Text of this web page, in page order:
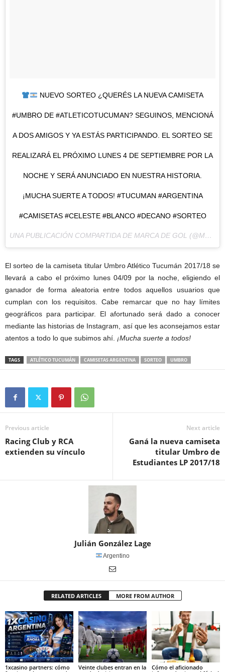
NUEVO SORTEO ¿QUERÉS LA NUEVA CAMISETA
#UMBRO DE #ATLETICOTUCUMAN? SEGUINOS, MENCIONÁ
A DOS AMIGOS Y YA ESTÁS PARTICIPANDO. EL SORTEO SE
REALIZARÁ EL PRÓXIMO LUNES 4 DE SEPTIEMBRE POR LA
NOCHE Y SERÁ ANUNCIADO EN NUESTRA HISTORIA.
¡MUCHA SUERTE A TODOS! #TUCUMAN #ARGENTINA
#CAMISETAS #CELESTE #BLANCO #DECANO #SORTEO
UNA PUBLICACIÓN COMPARTIDA DE MARCA DE GOL (@MARCADEGOL) EL
El sorteo de la camiseta titular Umbro Atlético Tucumán 2017/18 se
llevará a cabo el próximo lunes 04/09 por la noche, eligiendo el
ganador de forma aleatoria entre todos aquellos usuarios que
cumplan con los requisitos. Cabe remarcar que no hay límites
geográficos para participar. El afortunado será dado a conocer
mediante las historias de Instagram, así que les aconsejamos estar
atentos a todo lo que subimos ahí. ¡Mucha suerte a todos!
TAGS ATLÉTICO TUCUMÁN CAMISETAS ARGENTINA SORTEO UMBRO
Previous article
Racing Club y RCA
extienden su vínculo
Next article
Ganá la nueva camiseta
titular Umbro de
Estudiantes LP 2017/18
Julián González Lage
Argentino
RELATED ARTICLES MORE FROM AUTHOR
1xcasino partners: cómo
Veinte clubes entran en la
Cómo el aficionado